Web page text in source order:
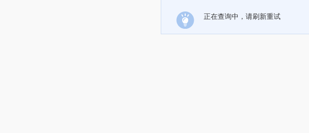
正在查询中，请刷新重试